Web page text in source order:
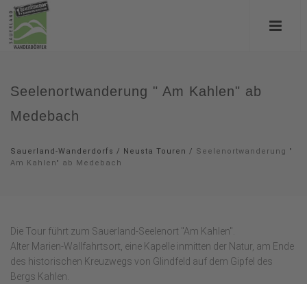
Seelenortwanderung " Am Kahlen" ab
Medebach
Sauerland-Wanderdorfs / Neusta Touren / Seelenortwanderung "
Am Kahlen" ab Medebach
Die Tour führt zum Sauerland-Seelenort "Am Kahlen".
Alter Marien-Wallfahrtsort, eine Kapelle inmitten der Natur, am Ende
des historischen Kreuzwegs von Glindfeld auf dem Gipfel des
Bergs Kahlen.